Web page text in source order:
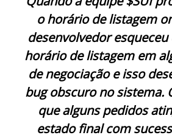
o horário de listagem
desenvolvedor
horário de listagem em
de negociação e isso
bug obscuro no sistema.
que alguns pedidos
estado final com